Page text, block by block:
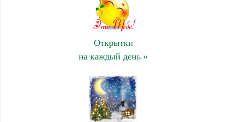
Открытки
на каждый день »